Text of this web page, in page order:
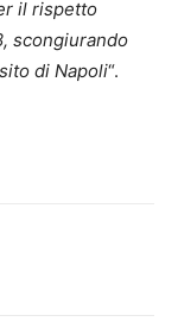
il rispetto
scongiurando
di Napoli“.